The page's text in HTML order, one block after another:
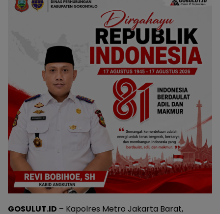
GOSULUT.ID – Kapolres Metro Jakarta Barat,